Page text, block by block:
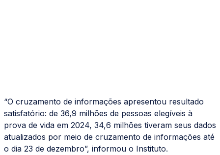
“O cruzamento de informações apresentou resultado
satisfatório: de 36,9 milhões de pessoas elegíveis à
prova de vida em 2024, 34,6 milhões tiveram seus dados
atualizados por meio de cruzamento de informações até
o dia 23 de dezembro”, informou o Instituto.